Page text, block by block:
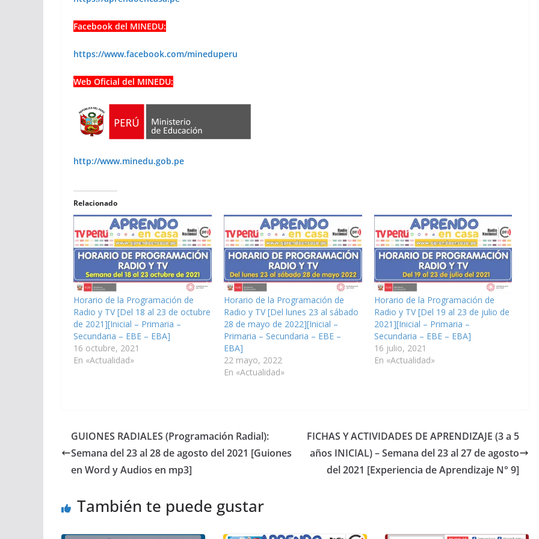
Facebook del MINEDU:
https://www.facebook.com/mineduperu
Web Oficial del MINEDU:
http://www.minedu.gob.pe
Relacionado
Horario de la Programación de
Radio y TV [Del 18 al 23 de octubre
de 2021][Inicial – Primaria –
Secundaria – EBE – EBA]
16 octubre, 2021
En «Actualidad»
Horario de la Programación de
Radio y TV [Del lunes 23 al sábado
28 de mayo de 2022][Inicial –
Primaria – Secundaria – EBE –
EBA]
22 mayo, 2022
En «Actualidad»
Horario de la Programación de
Radio y TV [Del 19 al 23 de julio de
2021][Inicial – Primaria –
Secundaria – EBE – EBA]
16 julio, 2021
En «Actualidad»
GUIONES RADIALES (Programación Radial):
Semana del 23 al 28 de agosto del 2021 [Guiones
en Word y Audios en mp3]
FICHAS Y ACTIVIDADES DE APRENDIZAJE (3 a 5
años INICIAL) – Semana del 23 al 27 de agosto
del 2021 [Experiencia de Aprendizaje N° 9]
También te puede gustar